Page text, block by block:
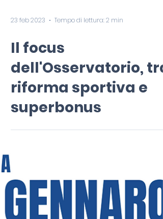
23 feb 2023 Tempo di lettura: 2 min
Il focus
dell'Osservatorio, tra
riforma sportiva e